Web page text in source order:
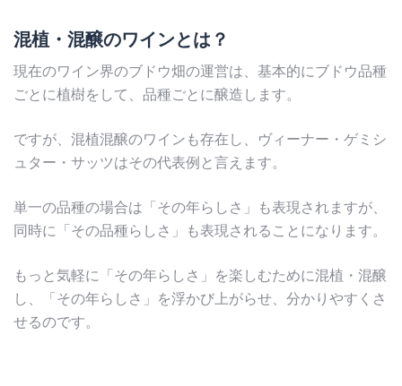
混植・混醸のワインとは？
現在のワイン界のブドウ畑の運営は、基本的にブドウ品種
ごとに植樹をして、品種ごとに醸造します。
ですが、混植混醸のワインも存在し、ヴィーナー・ゲミシ
ュター・サッツはその代表例と言えます。
単一の品種の場合は「その年らしさ」も表現されますが、
同時に「その品種らしさ」も表現されることになります。
もっと気軽に「その年らしさ」を楽しむために混植・混醸
し、「その年らしさ」を浮かび上がらせ、分かりやすくさ
せるのです。